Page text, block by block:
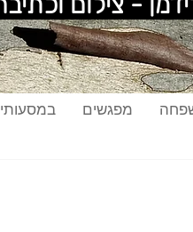
מפגשים במסעותי